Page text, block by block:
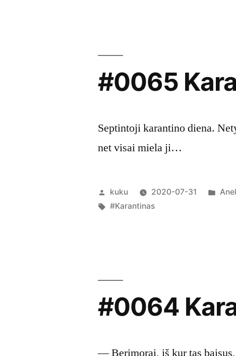
#0065
Septintoji karantino diena.
net visai miela ji…
Posted
by
kuku 2020-07-31
Tags:
#Karantinas
#0064
— Berimorai, iš kur tas